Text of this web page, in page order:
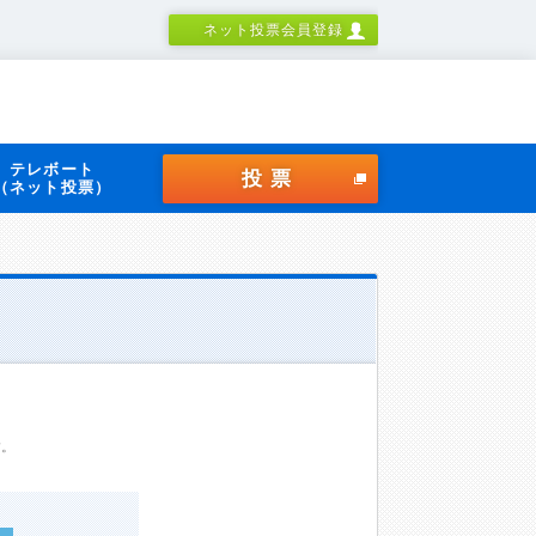
ネット投票会員登録
テレボート
（ネット投票）
投票